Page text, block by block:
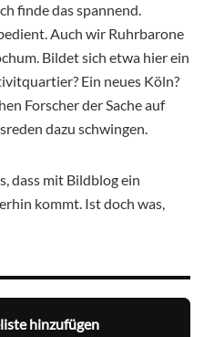
finde das spannend.
Auch wir Ruhrbarone
Bildet sich etwa hier ein
Ein neues Köln?
Forscher der Sache auf
dazu schwingen.
dass mit Bildblog ein
kommt. Ist doch was,
hinzufügen